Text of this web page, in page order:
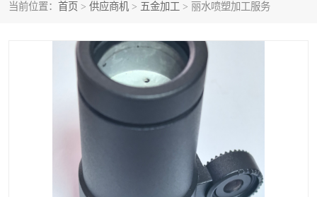
当前位置： 首页 > 供应商机 > 五金加工 > 丽水喷塑加工服务